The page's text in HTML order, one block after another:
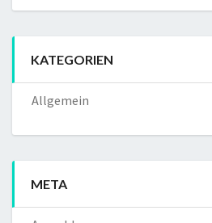
KATEGORIEN
Allgemein
META